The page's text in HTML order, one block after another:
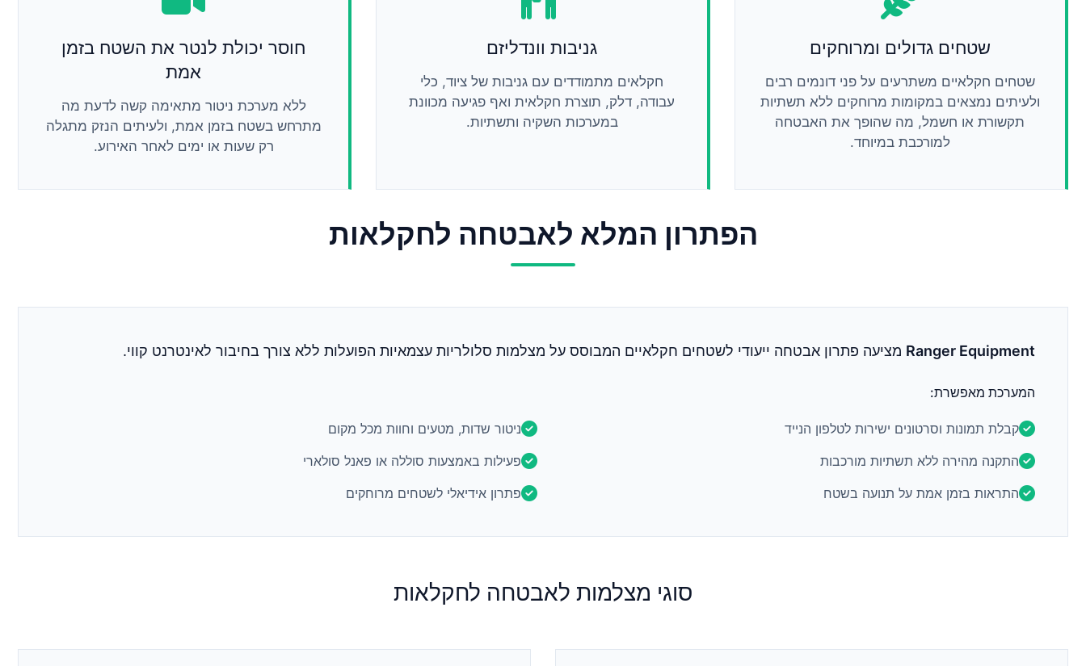
שטחים גדולים ומרוחקים
שטחים חקלאיים משתרעים על פני דונמים רבים
ולעיתים נמצאים במקומות מרוחקים ללא תשתיות
תקשורת או חשמל, מה שהופך את האבטחה
למורכבת במיוחד.
גניבות וונדליזם
חקלאים מתמודדים עם גניבות של ציוד, כלי
עבודה, דלק, תוצרת חקלאית ואף פגיעה מכוונת
במערכות השקיה ותשתיות.
חוסר יכולת לנטר את השטח בזמן
אמת
ללא מערכת ניטור מתאימה קשה לדעת מה
מתרחש בשטח בזמן אמת, ולעיתים הנזק מתגלה
רק שעות או ימים לאחר האירוע.
הפתרון המלא לאבטחה לחקלאות
Ranger Equipment מציעה פתרון אבטחה ייעודי לשטחים חקלאיים המבוסס על מצלמות סלולריות עצמאיות הפועלות ללא צורך בחיבור לאינטרנט קווי.
המערכת מאפשרת:
קבלת תמונות וסרטונים ישירות לטלפון הנייד
ניטור שדות, מטעים וחוות מכל מקום
התקנה מהירה ללא תשתיות מורכבות
פעילות באמצעות סוללה או פאנל סולארי
התראות בזמן אמת על תנועה בשטח
פתרון אידיאלי לשטחים מרוחקים
סוגי מצלמות לאבטחה לחקלאות